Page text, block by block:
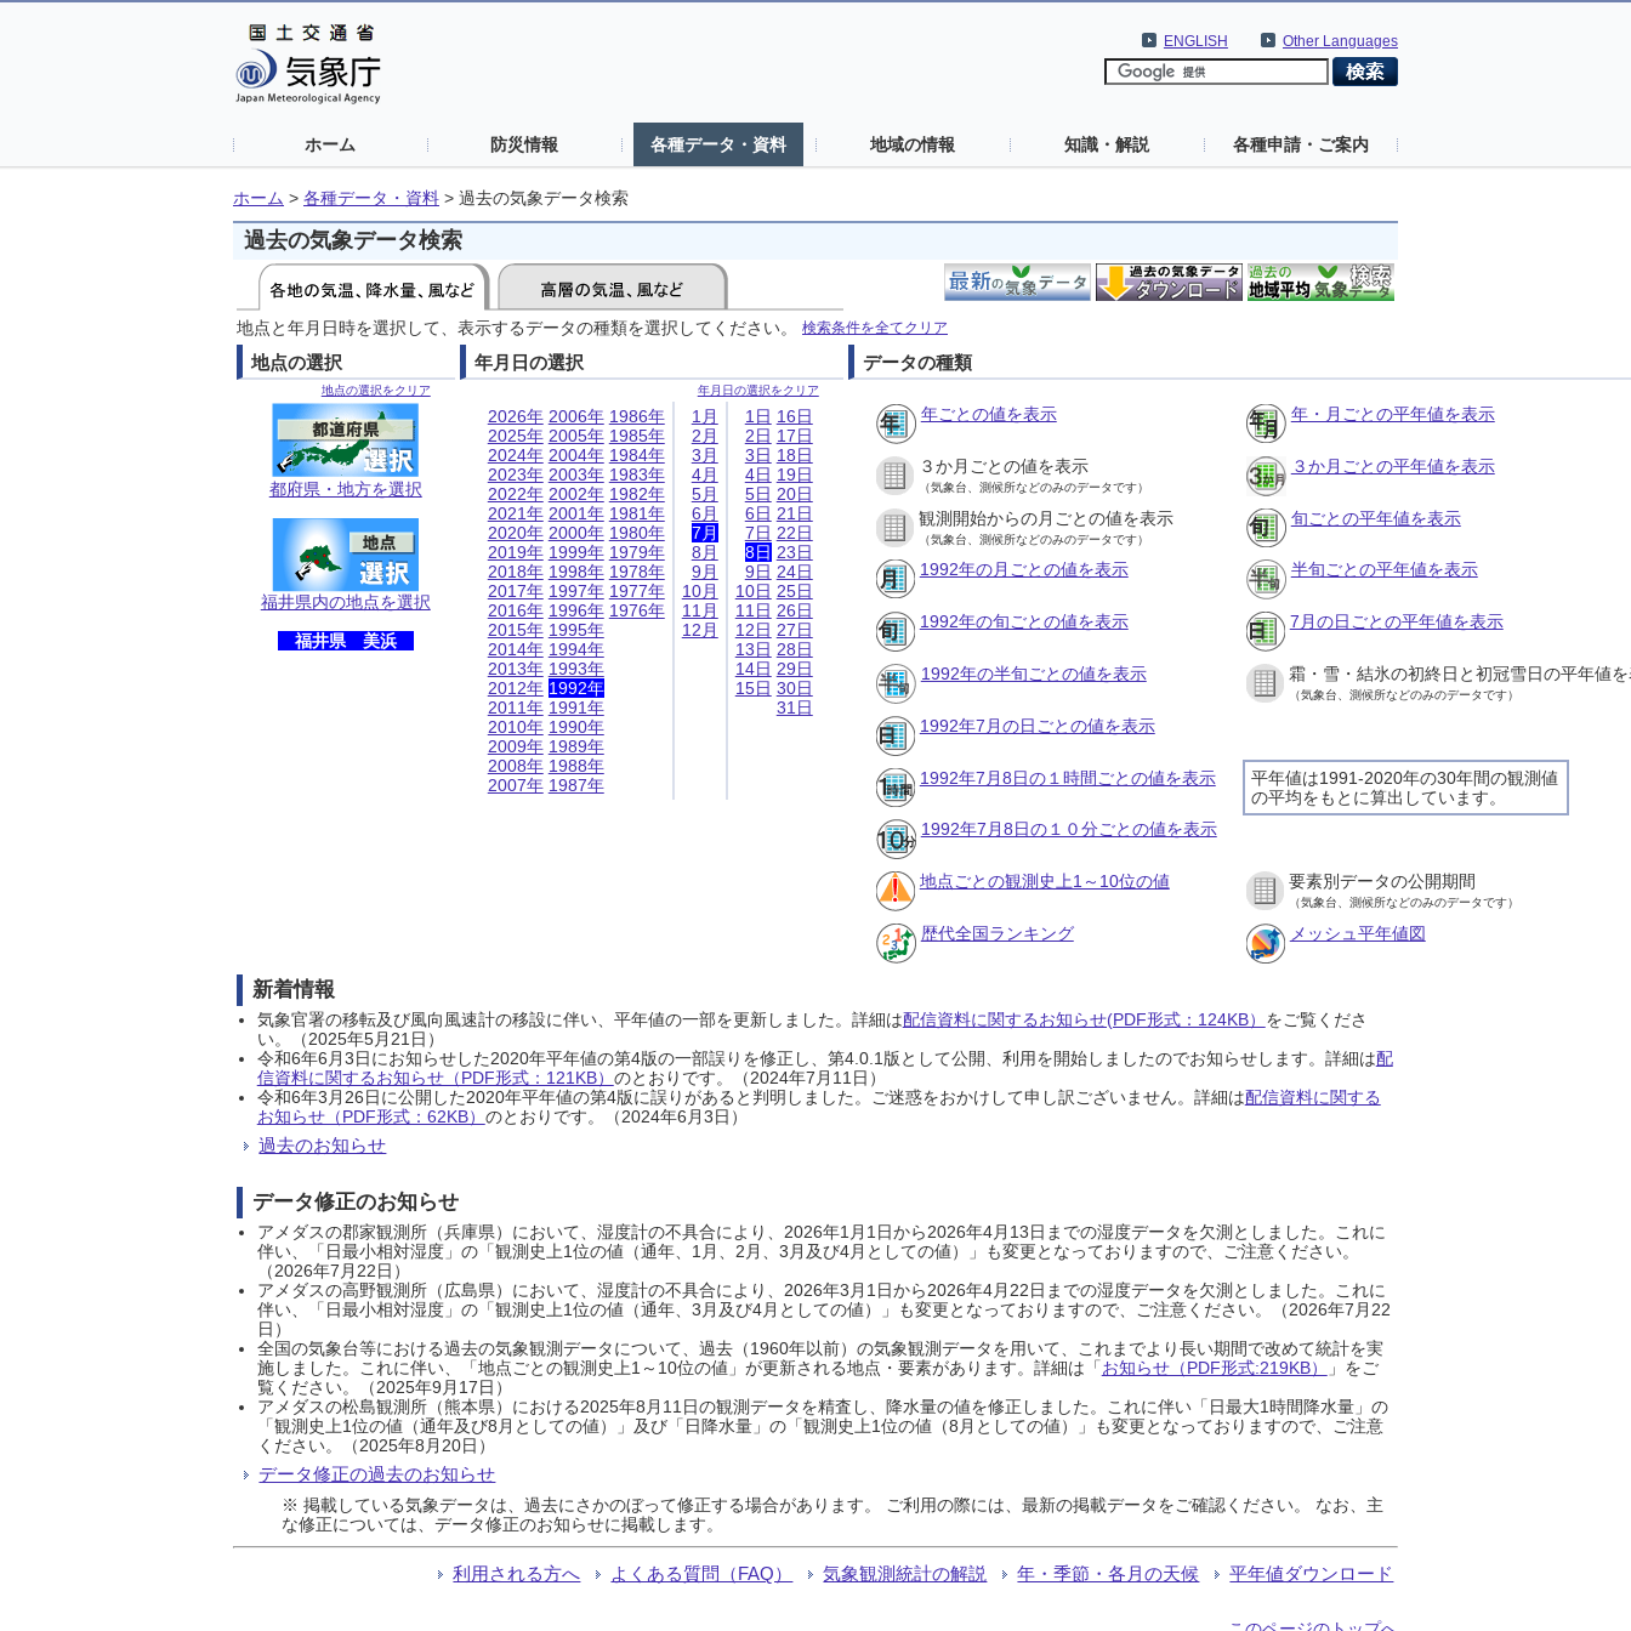
Other Languages
ENGLISH
ホーム 防災情報 各種データ・資料 地域の情報 知識・解説 各種申請・ご案内
ホーム > 各種データ・資料 > 過去の気象データ検索
過去の気象データ検索
地点と年月日時を選択して、表示するデータの種類を選択してください。 検索条件を全てクリア
地点の選択
地点の選択をクリア
都府県・地方を選択
福井県内の地点を選択
福井県 美浜
年月日の選択
年月日の選択をクリア
2026年
2025年
2024年
2023年
2022年
2021年
2020年
2019年
2018年
2017年
2016年
2015年
2014年
2013年
2012年
2011年
2010年
2009年
2008年
2007年
2006年
2005年
2004年
2003年
2002年
2001年
2000年
1999年
1998年
1997年
1996年
1995年
1994年
1993年
1992年
1991年
1990年
1989年
1988年
1987年
1986年
1985年
1984年
1983年
1982年
1981年
1980年
1979年
1978年
1977年
1976年
1月
2月
3月
4月
5月
6月
7月
8月
9月
10月
11月
12月
1日
2日
3日
4日
5日
6日
7日
8日
9日
10日
11日
12日
13日
14日
15日
16日
17日
18日
19日
20日
21日
22日
23日
24日
25日
26日
27日
28日
29日
30日
31日
データの種類
年ごとの値を表示 年・月ごとの平年値を表示
３か月ごとの値を表示
（気象台、測候所などのみのデータです）
３か月ごとの平年値を表示
観測開始からの月ごとの値を表示
（気象台、測候所などのみのデータです）
旬ごとの平年値を表示
1992年の月ごとの値を表示 半旬ごとの平年値を表示
1992年の旬ごとの値を表示 7月の日ごとの平年値を表示
1992年の半旬ごとの値を表示 霜・雪・結氷の初終日と初冠雪日の平年値
（気象台、測候所などのみのデータです）
1992年7月の日ごとの値を表示
平年値は1991-2020年の30年間の観測値
の平均をもとに算出しています。
1992年7月8日の１時間ごとの値を表示
1992年7月8日の１０分ごとの値を表示
地点ごとの観測史上1～10位の値 要素別データの公開期間
（気象台、測候所などのみのデータです）
歴代全国ランキング メッシュ平年値図
新着情報
気象官署の移転及び風向風速計の移設に伴い、平年値の一部を更新しました。詳細は配信資料に関するお知らせ(PDF形式：124KB） をご覧くださ
い。（2025年5月21日）
令和6年6月3日にお知らせした2020年平年値の第4版の一部誤りを修正し、第4.0.1版として公開、利用を開始しましたのでお知らせします。詳細は配
信資料に関するお知らせ（PDF形式：121KB） のとおりです。（2024年7月11日）
令和6年3月26日に公開した2020年平年値の第4版に誤りがあると判明しました。ご迷惑をおかけして申し訳ございません。詳細は配信資料に関する
お知らせ（PDF形式：62KB） のとおりです。（2024年6月3日）
過去のお知らせ
データ修正のお知らせ
アメダスの郡家観測所（兵庫県）において、湿度計の不具合により、2026年1月1日から2026年4月13日までの湿度データを欠測としました。これに
伴い、「日最小相対湿度」の「観測史上1位の値（通年、1月、2月、3月及び4月としての値）」も変更となっておりますので、ご注意ください。
（2026年7月22日）
アメダスの高野観測所（広島県）において、湿度計の不具合により、2026年3月1日から2026年4月22日までの湿度データを欠測としました。これに
伴い、「日最小相対湿度」の「観測史上1位の値（通年、3月及び4月としての値）」も変更となっておりますので、ご注意ください。（2026年7月22
日）
全国の気象台等における過去の気象観測データについて、過去（1960年以前）の気象観測データを用いて、これまでより長い期間で改めて統計を実
施しました。これに伴い、「地点ごとの観測史上1～10位の値」が更新される地点・要素があります。詳細は「お知らせ（PDF形式:219KB）
」をご
覧ください。（2025年9月17日）
アメダスの松島観測所（熊本県）における2025年8月11日の観測データを精査し、降水量の値を修正しました。これに伴い「日最大1時間降水量」の
「観測史上1位の値（通年及び8月としての値）」及び「日降水量」の「観測史上1位の値（8月としての値）」も変更となっておりますので、ご注意
ください。（2025年8月20日）
データ修正の過去のお知らせ
※ 掲載している気象データは、過去にさかのぼって修正する場合があります。 ご利用の際には、最新の掲載データをご確認ください。 なお、主
な修正については、データ修正のお知らせに掲載します。
利用される方へ よくある質問（FAQ） 気象観測統計の解説 年・季節・各月の天候 平年値ダウンロード